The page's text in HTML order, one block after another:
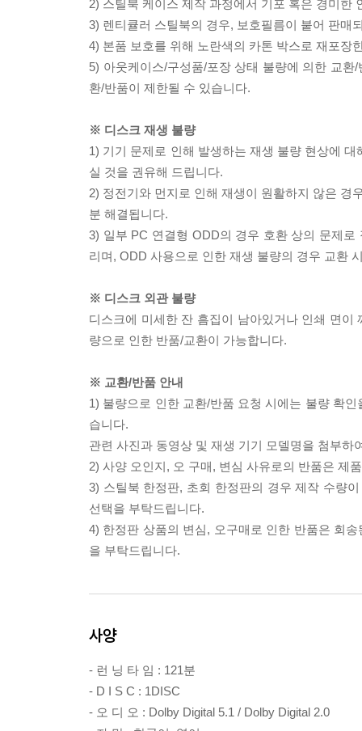
2) 스틸북 케이스 제작 과정에서 기포 혹은 경미한
3) 렌티큘러 스틸북의 경우, 보호필름이 붙어 판매
4) 본품 보호를 위해 노란색의 카톤 박스로 재포장
5) 아웃케이스/구성품/포장 상태 불량에 의한 교
환/반품이 제한될 수 있습니다.
※ 디스크 재생 불량
1) 기기 문제로 인해 발생하는 재생 불량 현상에
실 것을 권유해 드립니다.
2) 정전기와 먼지로 인해 재생이 원활하지 않은 경
분 해결됩니다.
3) 일부 PC 연결형 ODD의 경우 호환 상의 문제
리며, ODD 사용으로 인한 재생 불량의 경우 교환
※ 디스크 외관 불량
디스크에 미세한 잔 흠집이 남아있거나 인쇄 면
량으로 인한 반품/교환이 가능합니다.
※ 교환/반품 안내
1) 불량으로 인한 교환/반품 요청 시에는 불량 확
습니다.
관련 사진과 동영상 및 재생 기기 모델명을 첨부하
2) 사양 오인지, 오 구매, 변심 사유로의 반품은 제
3) 스틸북 한정판, 초회 한정판의 경우 제작 수량
선택을 부탁드립니다.
4) 한정판 상품의 변심, 오구매로 인한 반품은 회
을 부탁드립니다.
사양
- 런 닝 타 임 : 121분
- D I S C : 1DISC
- 오 디 오 : Dolby Digital 5.1 / Dolby Digital 2.0